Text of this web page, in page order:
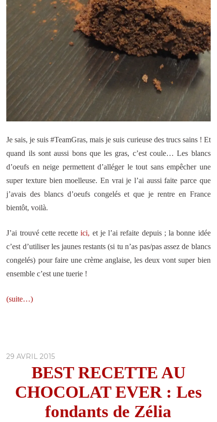
Je sais, je suis #TeamGras, mais je suis curieuse des trucs sains ! Et
quand ils sont aussi bons que les gras, c’est coule… Les blancs
d’oeufs en neige permettent d’alléger le tout sans empêcher une
super texture bien moelleuse. En vrai je l’ai aussi faite parce que
j’avais des blancs d’oeufs congelés et que je rentre en France
bientôt, voilà.
J’ai trouvé cette recetteici, et je l’ai refaite depuis ; la bonne idée
c’est d’utiliser les jaunes restants (si tu n’as pas/pas assez de blancs
congelés) pour faire une crème anglaise, les deux vont super bien
ensemble c’est une tuerie !
(suite…)
29 AVRIL 2015
BEST RECETTE AU
CHOCOLAT EVER : Les
fondants de Zélia